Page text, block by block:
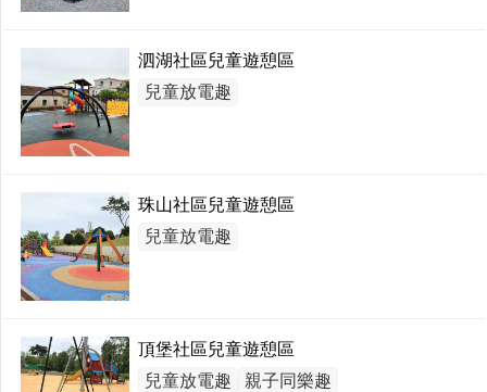
泗湖社區兒童遊憩區
兒童放電趣
珠山社區兒童遊憩區
兒童放電趣
頂堡社區兒童遊憩區
兒童放電趣
親子同樂趣